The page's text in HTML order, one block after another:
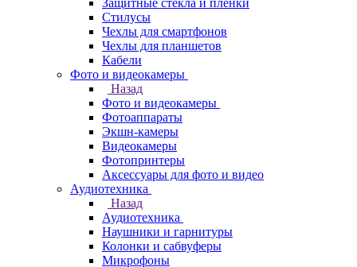
Защитные стёкла и плёнки
Стилусы
Чехлы для смартфонов
Чехлы для планшетов
Кабели
Фото и видеокамеры
Назад
Фото и видеокамеры
Фотоаппараты
Экшн-камеры
Видеокамеры
Фотопринтеры
Аксессуары для фото и видео
Аудиотехника
Назад
Аудиотехника
Наушники и гарнитуры
Колонки и сабвуферы
Микрофоны